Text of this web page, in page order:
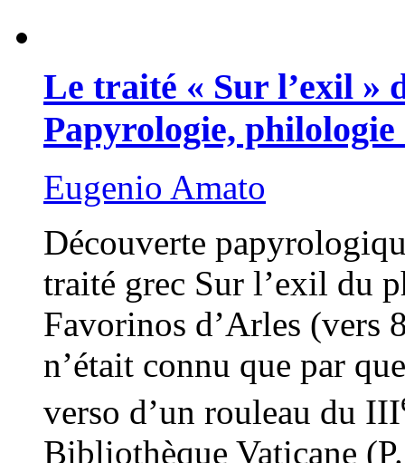
Le traité « Sur l’exil »
Papyrologie,
Eugenio Amato
Découverte
traité grec Sur l’exil du
Favorinos d’Arles (vers
n’était connu que par
verso d’un rouleau du III
Bibliothèque Vaticane